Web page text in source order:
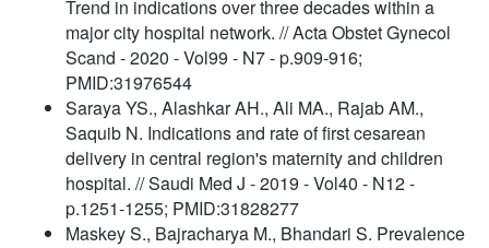
Trend in indications over three decades within a
major city hospital network. // Acta Obstet Gynecol
Scand - 2020 - Vol99 - N7 - p.909-916;
PMID:31976544
Saraya YS., Alashkar AH., Ali MA., Rajab AM.,
Saquib N. Indications and rate of first cesarean
delivery in central region's maternity and children
hospital. // Saudi Med J - 2019 - Vol40 - N12 -
p.1251-1255; PMID:31828277
Maskey S., Bajracharya M., Bhandari S. Prevalence